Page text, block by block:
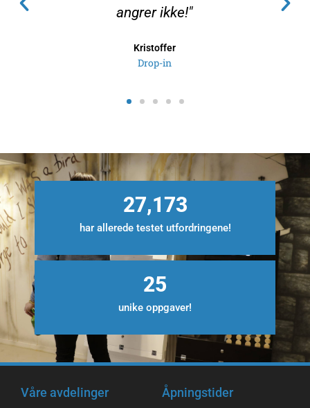
angrer ikke!"
Kristoffer
Drop-in
har allerede testet utfordringene!
34,886
unike oppgaver!
32
Våre avdelinger Åpningstider